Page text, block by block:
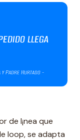
de l¡nea que
loop, se adapta